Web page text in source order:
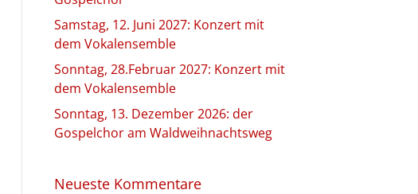
Samstag, 12. Juni 2027: Konzert mit
dem Vokalensemble
Sonntag, 28.Februar 2027: Konzert mit
dem Vokalensemble
Sonntag, 13. Dezember 2026: der
Gospelchor am Waldweihnachtsweg
Neueste Kommentare